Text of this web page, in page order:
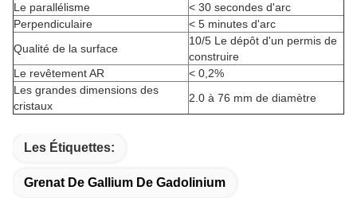
Le parallélisme
< 30 secondes d'arc
Perpendiculaire
< 5 minutes d'arc
Qualité de la surface
10/5 Le dépôt d'un permis de
construire
Le revêtement AR
< 0,2%
Les grandes dimensions des
cristaux
2.0 à 76 mm de diamètre
Les Étiquettes:
Grenat De Gallium De Gadolinium